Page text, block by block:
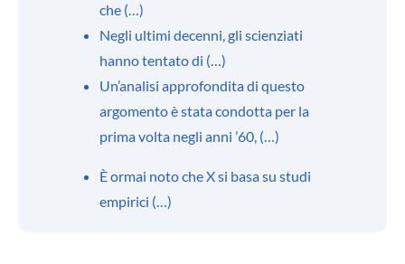
che (…)
Negli ultimi decenni, gli scienziati
hanno tentato di (…)
Un’analisi approfondita di questo
argomento è stata condotta per la
prima volta negli anni ’60, (…)
È ormai noto che X si basa su studi
empirici (…)